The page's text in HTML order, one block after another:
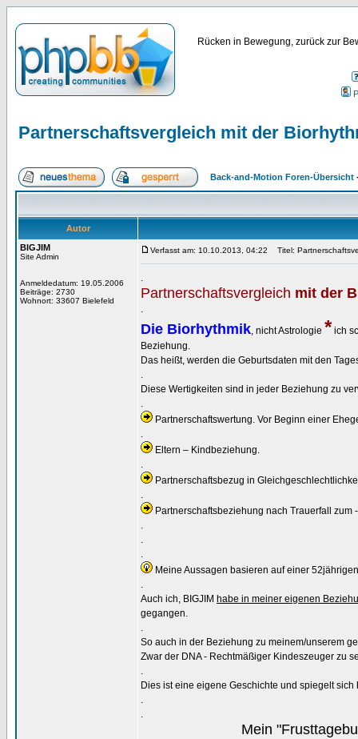
Rücken in Bewegung, zurück zur
Partnerschaftsvergleich mit der
Back-and-Motion Foren-Übersicht
Autor
BIGJIM
Site Admin
Anmeldedatum: 19.05.2006
Beiträge: 2730
Wohnort: 33607 Bielefeld
Verfasst am: 10.10.2013, 04:22 Titel:
.
Partnerschaftsvergleich mit der
.
Die Biorhythmik, nicht Astrologie * ich
Beziehung.
Das heißt, werden die Geburtsdaten mit den
.
Diese Wertigkeiten sind in jeder Beziehung zu
.
Partnerschaftswertung. Vor Beginn einer
.
Eltern – Kindbeziehung.
.
Partnerschaftsbezug in
.
Partnerschaftsbeziehung nach Trauerfall
.
.
.
Meine Aussagen basieren auf einer
.
Auch ich, BIGJIM habe in meiner eigenen
gegangen.
.
So auch in der Beziehung zu meinem/unserem
Zwar der DNA - Rechtmäßiger Kindeszeuger zu
.
Dies ist eine eigene Geschichte und spiegelt
.
.
Mein